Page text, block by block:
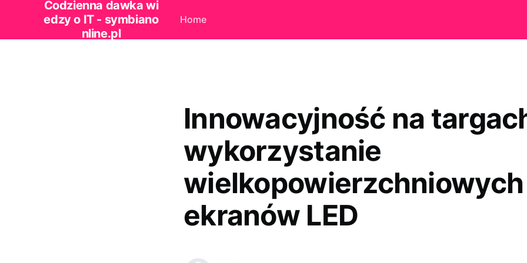
Codzienna dawka wi
edzy o IT - symbiano
nline.pl
Home
Innowacyjność na
wykorzystanie
wielkopowierzchniowych
ekranów LED